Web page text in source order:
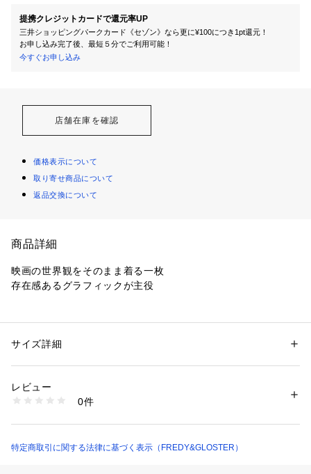
提携クレジットカードで還元率UP
三井ショッピングパークカード《セゾン》なら更に¥100につき1pt還元！
お申し込み完了後、最短５分でご利用可能！
今すぐお申し込み
店舗在庫を確認
価格表示について
取り寄せ商品について
返品交換について
商品詳細
映画の世界観をそのまま着る一枚
存在感あるグラフィックが主役
ライトセーバーの対決やダース・ベイダーなど、印象的なビジ
シンプルなボトムに合わせるだけでコーデが決まるインパクト
のあるデザイン。
囲気も楽しめる。
性別：メンズ
素材：綿100%
商品番号：
6-0634-2-53-016 （ショップ）
サイズ詳細
レビュー
0件
特定商取引に関する法律に基づく表示（FREDY&GLOSTER）